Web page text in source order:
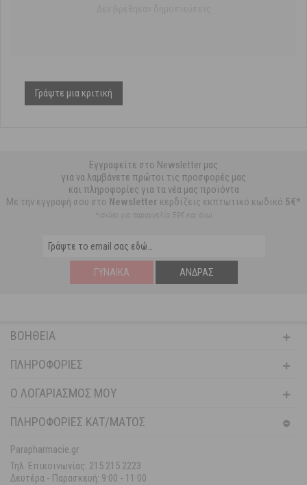
Γράψτε μια κριτική
Εγγραφείτε στο Newsletter μας
για να λαμβάνετε πρώτοι τις προσφορές μας
και πληροφορίες για τα νέα μας προϊόντα
Με την εγγραφή σου στο Newsletter κερδίζεις εκπτωτικό κωδικό 5€*
*ισχύει για παραγγελία 59€ και άνω
ΓΥΝΑΊΚΑ ΆΝΔΡΑΣ
ΒΟΉΘΕΙΑ
ΠΛΗΡΟΦΟΡΊΕΣ
Ο ΛΟΓΑΡΙΑΣΜΌΣ ΜΟΥ
ΠΛΗΡΟΦΟΡΙΕΣ ΚΑΤ/ΜΑΤΟΣ
Parapharmacie.gr
Τηλ. Επικοινωνίας: 215 215 2223
Δευτέρα - Παρασκευή: 9:00 - 11:00